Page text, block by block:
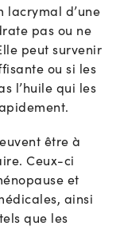
lacrymal d’une
pas ou ne
peut survenir
ou si les
l’huile qui les
être à
Ceux-ci
et
ainsi
que les